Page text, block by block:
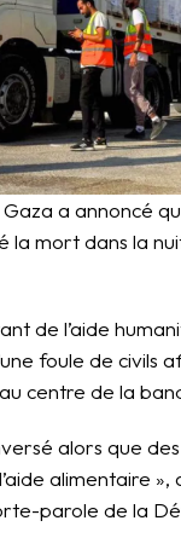
a annoncé
la mort dans la
de l’aide
foule de civils
centre de la
alors que
alimentaire »,
parole de la